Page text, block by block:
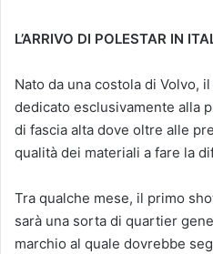
L’ARRIVO DI POLESTAR IN
Nato da una costola di Volvo,
dedicato esclusivamente alla
di fascia alta dove oltre alle
qualità dei materiali a fare la
Tra qualche mese, il primo
sarà una sorta di quartier
marchio al quale dovrebbe